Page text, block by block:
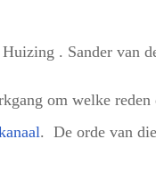
. Sander van
om welke
. De orde van